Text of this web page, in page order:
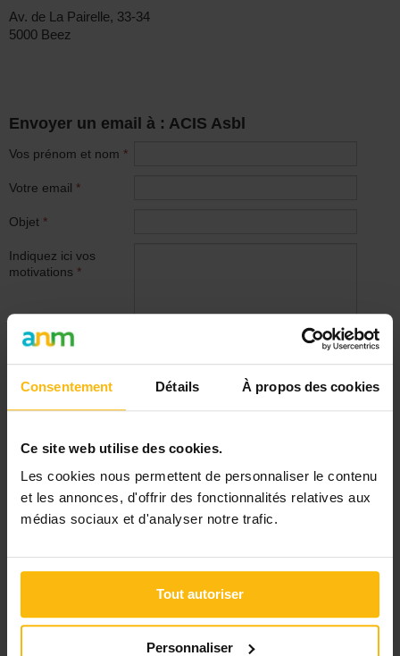
Consentement Détails À propos des cookies
Ce site web utilise des cookies.
Les cookies nous permettent de personnaliser le contenu
et les annonces, d'offrir des fonctionnalités relatives aux
médias sociaux et d'analyser notre trafic.
Tout autoriser
Personnaliser
Av. de La Pairelle, 33-34
5000 Beez
Envoyer un email à : ACIS Asbl
Vos prénom et nom *
Votre email *
Objet *
Indiquez ici vos
motivations *
Envoyer